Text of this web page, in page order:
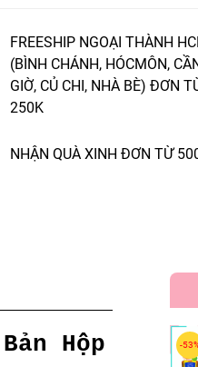
FREESHIP NGOẠI THÀNH
(BÌNH CHÁNH, HÓCMÔN,
GIỜ, CỦ CHI, NHÀ BÈ) ĐƠN
250K
NHẬN QUÀ XINH ĐƠN TỪ
Hộp